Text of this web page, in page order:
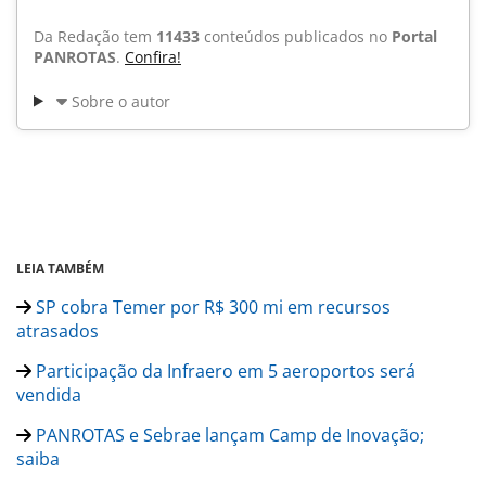
Da Redação tem 11433 conteúdos publicados no Portal
PANROTAS. Confira!
Sobre o autor
LEIA TAMBÉM
SP cobra Temer por R$ 300 mi em recursos
atrasados
Participação da Infraero em 5 aeroportos será
vendida
PANROTAS e Sebrae lançam Camp de Inovação;
saiba